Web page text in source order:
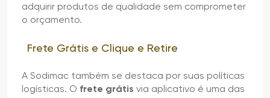
adquirir produtos de qualidade sem comprometer
o orçamento.
Frete Grátis e Clique e Retire
A Sodimac também se destaca por suas políticas
logísticas. O frete grátis via aplicativo é uma das